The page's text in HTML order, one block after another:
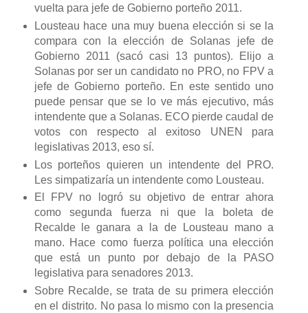
vuelta para jefe de Gobierno porteño 2011.
Lousteau hace una muy buena elección si se la
compara con la elección de Solanas jefe de
Gobierno 2011 (sacó casi 13 puntos). Elijo a
Solanas por ser un candidato no PRO, no FPV a
jefe de Gobierno porteño. En este sentido uno
puede pensar que se lo ve más ejecutivo, más
intendente que a Solanas. ECO pierde caudal de
votos con respecto al exitoso UNEN para
legislativas 2013, eso sí.
Los porteños quieren un intendente del PRO.
Les simpatizaría un intendente como Lousteau.
El FPV no logró su objetivo de entrar ahora
como segunda fuerza ni que la boleta de
Recalde le ganara a la de Lousteau mano a
mano. Hace como fuerza política una elección
que está un punto por debajo de la PASO
legislativa para senadores 2013.
Sobre Recalde, se trata de su primera elección
en el distrito. No pasa lo mismo con la presencia